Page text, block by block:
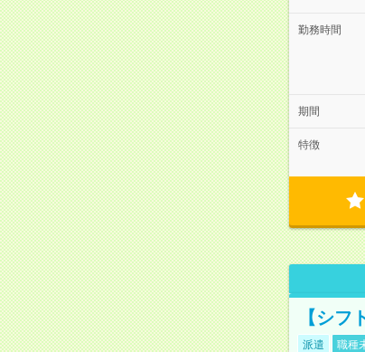
勤務時間
期間
特徴
【シ
派遣 職種